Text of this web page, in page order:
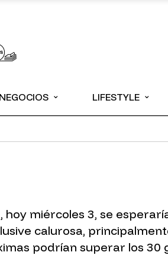
NEGOCIOS ⌄ LIFESTYLE ⌄
miércoles 3, se
calurosa,
podrían superar los 30